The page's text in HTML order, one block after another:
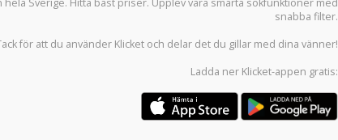
Sverige. Hitta bäst priser. Upplev våra smarta sökfunktioner med
snabba filter.
för att du använder Klicket och delar det du gillar med dina vänner!
Ladda ner Klicket-appen gratis: